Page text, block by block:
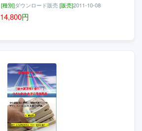
[種別]ダウンロード販売[販売]2011-10-08
14,800円